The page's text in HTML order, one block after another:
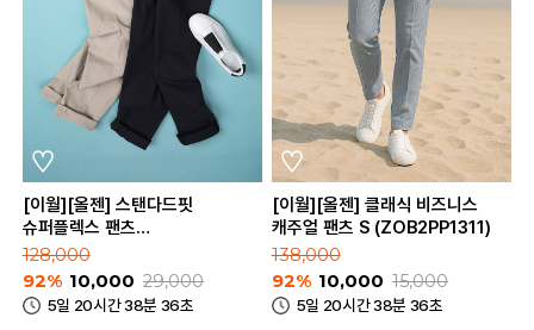
[이월][올젠] 스탠다드핏
슈퍼플렉스 팬츠
(ZAD2PP1902)
128,000
92% 10,000 29,000
5일 20시간 38분 36초
[이월][올젠] 클래식 비즈니스
캐주얼 팬츠 S (ZOB2PP1311)
138,000
92% 10,000 15,000
5일 20시간 38분 36초